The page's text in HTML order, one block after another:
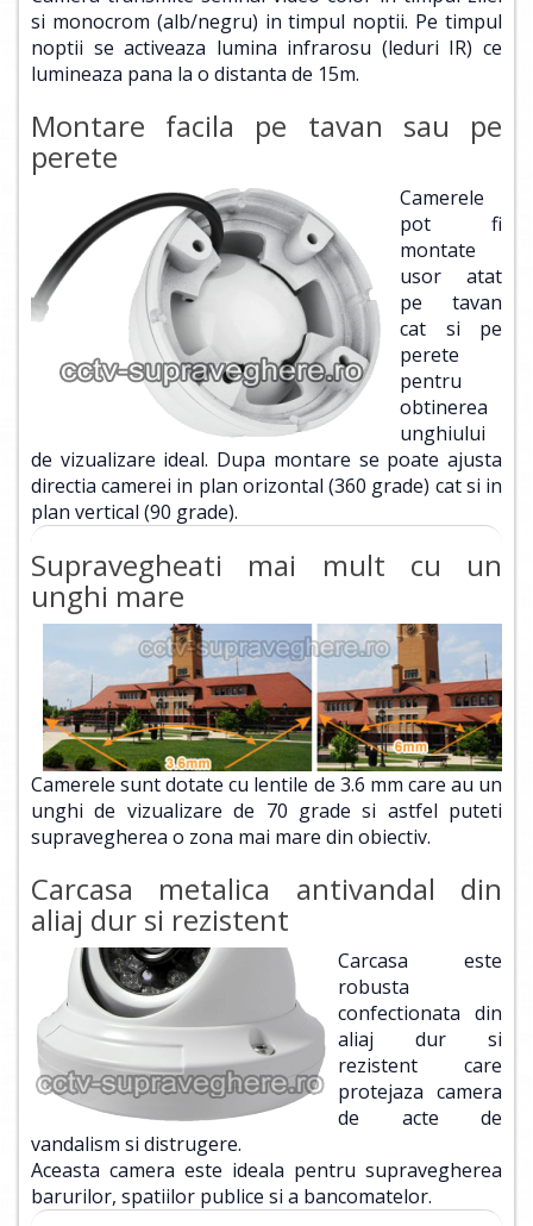
si monocrom (alb/negru) in timpul noptii. Pe timpul
noptii se activeaza lumina infrarosu (leduri IR) ce
lumineaza pana la o distanta de 15m.
Montare facila pe tavan sau pe
perete
Camerele
pot fi
montate
usor atat
pe tavan
cat si pe
perete
pentru
obtinerea
unghiului
de vizualizare ideal. Dupa montare se poate ajusta
directia camerei in plan orizontal (360 grade) cat si in
plan vertical (90 grade).
Supravegheati mai mult cu un
unghi mare
Camerele sunt dotate cu lentile de 3.6 mm care au un
unghi de vizualizare de 70 grade si astfel puteti
supravegherea o zona mai mare din obiectiv.
Carcasa metalica antivandal din
aliaj dur si rezistent
Carcasa este
robusta
confectionata din
aliaj dur si
rezistent care
protejaza camera
de acte de
vandalism si distrugere.
Aceasta camera este ideala pentru supravegherea
barurilor, spatiilor publice si a bancomatelor.